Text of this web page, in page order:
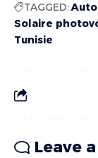
TAGGED:
Solaire
Tunisie
Leave